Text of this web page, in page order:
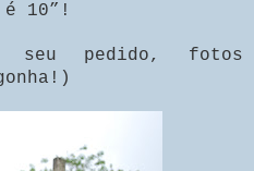
10”!
seu pedido, fotos